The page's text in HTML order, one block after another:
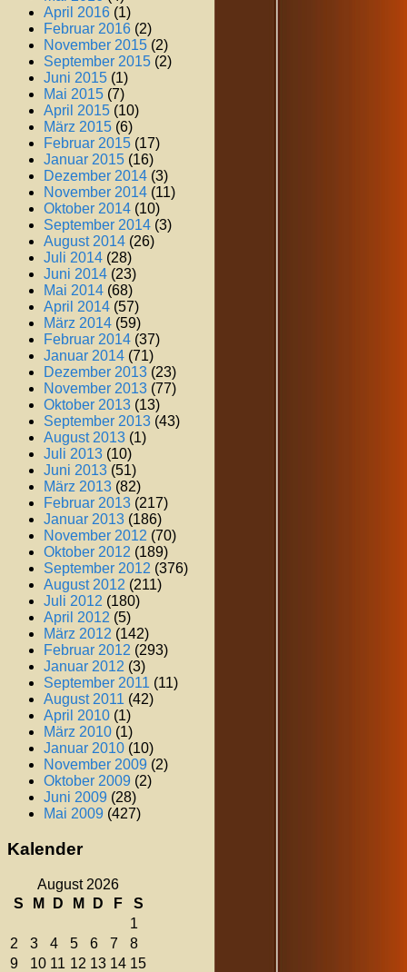
April 2016 (1)
Februar 2016 (2)
November 2015 (2)
September 2015 (2)
Juni 2015 (1)
Mai 2015 (7)
April 2015 (10)
März 2015 (6)
Februar 2015 (17)
Januar 2015 (16)
Dezember 2014 (3)
November 2014 (11)
Oktober 2014 (10)
September 2014 (3)
August 2014 (26)
Juli 2014 (28)
Juni 2014 (23)
Mai 2014 (68)
April 2014 (57)
März 2014 (59)
Februar 2014 (37)
Januar 2014 (71)
Dezember 2013 (23)
November 2013 (77)
Oktober 2013 (13)
September 2013 (43)
August 2013 (1)
Juli 2013 (10)
Juni 2013 (51)
März 2013 (82)
Februar 2013 (217)
Januar 2013 (186)
November 2012 (70)
Oktober 2012 (189)
September 2012 (376)
August 2012 (211)
Juli 2012 (180)
April 2012 (5)
März 2012 (142)
Februar 2012 (293)
Januar 2012 (3)
September 2011 (11)
August 2011 (42)
April 2010 (1)
März 2010 (1)
Januar 2010 (10)
November 2009 (2)
Oktober 2009 (2)
Juni 2009 (28)
Mai 2009 (427)
Kalender
August 2026
S
M D M D F
S
1
2
3 4 5 6 7
8
9
10 11 12 13 14 15